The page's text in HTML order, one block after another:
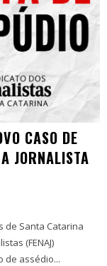
CASO DE
JORNALISTA
de Santa Catarina
(FENAJ)
de assédio...